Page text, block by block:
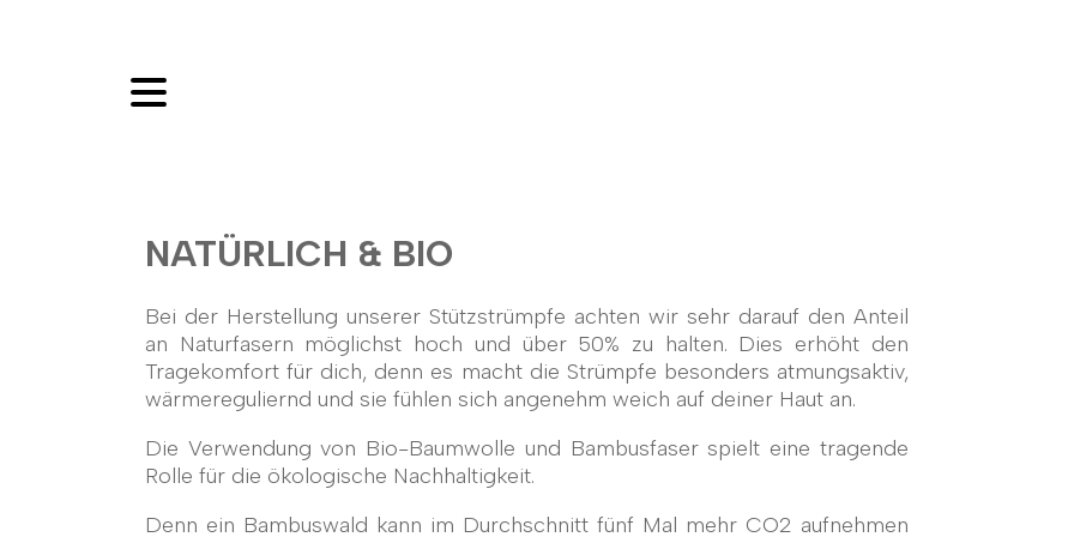
NATÜRLICH & BIO
Bei der Herstellung unserer Stützstrümpfe achten wir sehr darauf den Anteil
an Naturfasern möglichst hoch und über 50% zu halten. Dies erhöht den
Tragekomfort für dich, denn es macht die Strümpfe besonders atmungsaktiv,
wärmereguliernd und sie fühlen sich angenehm weich auf deiner Haut an.
Die Verwendung von Bio-Baumwolle und Bambusfaser spielt eine tragende
Rolle für die ökologische Nachhaltigkeit.
Denn ein Bambuswald kann im Durchschnitt fünf Mal mehr CO2 aufnehmen